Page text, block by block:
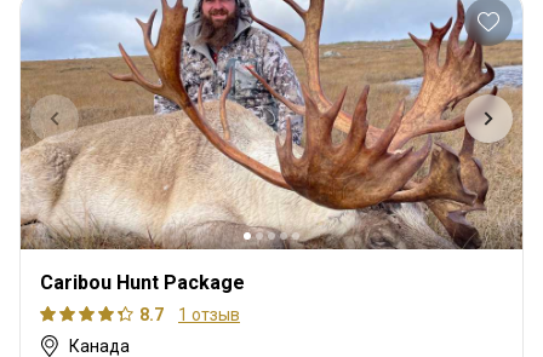
Caribou Hunt Package
8.7
1 отзыв
Канада